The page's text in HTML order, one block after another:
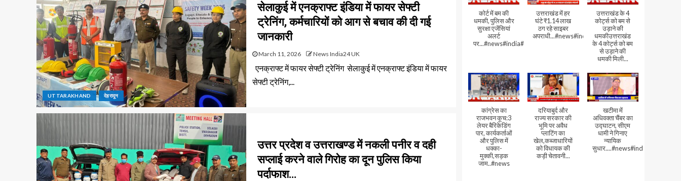
UTTARAKHAND देहरादून
सेलाकुई में एनक्राफ्ट इंडिया में फायर सेफ्टी
ट्रेनिंग, कर्मचारियों को आग से बचाव की दी गई
जानकारी
March 11, 2026 News India24 UK
एनक्राफ्ट में फायर सेफ्टी ट्रेनिंग सेलाकुई में एनक्राफ्ट इंडिया में फायर
सेफ्टी ट्रेनिंग,...
उत्तर प्रदेश व उत्तराखण्ड में नकली पनीर व दही
सप्लाई करने वाले गिरोह का दून पुलिस किया
पर्दाफाश…
कोर्ट में बम की
धमकी, पुलिस और
सुरक्षा एजेंसियां
अलर्ट
पर...#news#india#video#viral
उत्तराखंड में हर
घंटे ₹1.14 लाख
ठग रहे साइबर
अपराधी...#news#india#video#viral
उत्तराखंड के 4
कोर्ट्स को बम से
उड़ाने की
धमकीउत्तराखंड
के 4 कोर्ट्स को बम
से उड़ाने की
धमकी मिली...
कांग्रेस का
राजभवन कूच:3
लेयर बैरिकेडिंग
पार, कार्यकर्ताओं
और पुलिस में
धक्का-
मुक्की,सड़क
जाम..#news
दरियाबुर्द और
राज्य सरकार की
भूमि पर अवैध
प्लाटिंग का
खेल,कब्जाधारियों
को विधायक की
कड़ी चेतावनी...
खटीमा में
अधिवक्ता चैंबर का
उद्घाटन, सीएम
धामी ने गिनाए
न्यायिक
सुधार....#news#india#video